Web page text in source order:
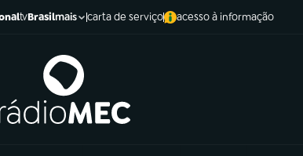
tvBrasilmais carta de serviço acesso à informação